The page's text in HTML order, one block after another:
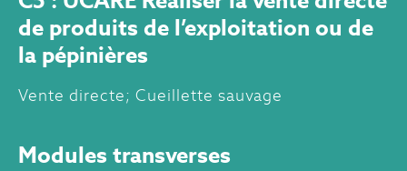
de produits de l’exploitation ou de
la pépinières
Vente directe; Cueillette sauvage
Modules transverses